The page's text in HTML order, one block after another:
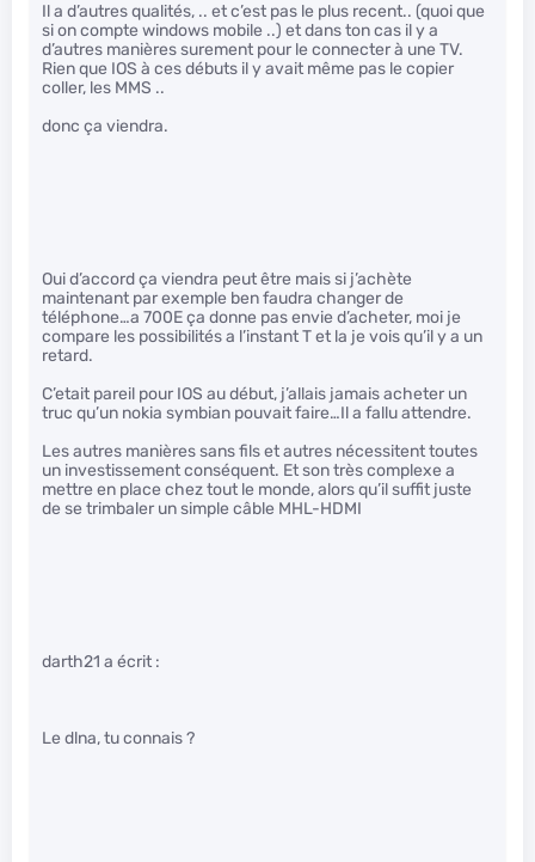
Il a d’autres qualités, .. et c’est pas le plus recent.. (quoi que
si on compte windows mobile ..) et dans ton cas il y a
d’autres manières surement pour le connecter à une TV.
Rien que IOS à ces débuts il y avait même pas le copier
coller, les MMS ..
donc ça viendra.
Oui d’accord ça viendra peut être mais si j’achète
maintenant par exemple ben faudra changer de
téléphone…a 700E ça donne pas envie d’acheter, moi je
compare les possibilités a l’instant T et la je vois qu’il y a un
retard.
C’etait pareil pour IOS au début, j’allais jamais acheter un
truc qu’un nokia symbian pouvait faire…Il a fallu attendre.
Les autres manières sans fils et autres nécessitent toutes
un investissement conséquent. Et son très complexe a
mettre en place chez tout le monde, alors qu’il suffit juste
de se trimbaler un simple câble MHL-HDMI
darth21 a écrit :
Le dlna, tu connais ?